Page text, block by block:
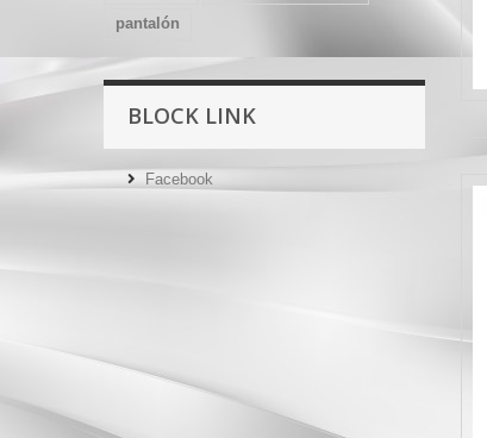
pantalón
BLOCK LINK
Facebook